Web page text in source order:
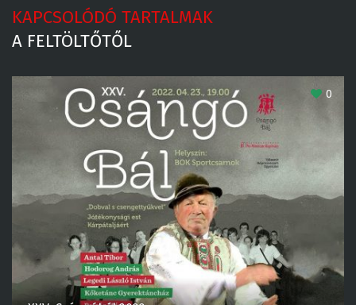
KAPCSOLÓDÓ TARTALMAK
A FELTÖLTŐTŐL
0
XXV. Csángóbál 2022